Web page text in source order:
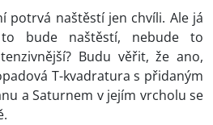
potrvá naštěstí jen chvíli. Ale já
bude naštěstí, nebude to
Budu věřit, že ano,
T-kvadratura s přidaným
a Saturnem v jejím vrcholu se